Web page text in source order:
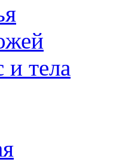
и тела